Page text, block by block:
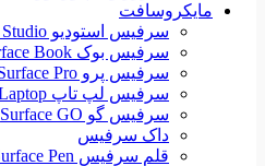
مایکروسافت
سرفیس استودیو Surface Studio
سرفیس بوک Surface Book
سرفیس پرو Surface Pro
سرفیس لپ تاپ Surface Laptop
سرفیس گو Surface GO
داک سرفیس
قلم سرفیس Surface Pen